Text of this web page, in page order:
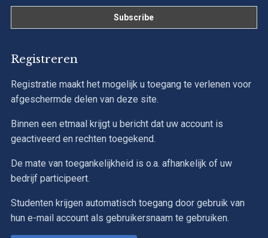
Registreren
Registratie maakt het mogelijk u toegang te verlenen voor
afgeschermde delen van deze site.
Binnen een etmaal krijgt u bericht dat uw account is
geactiveerd en rechten toegekend.
De mate van toegankelijkheid is o.a. afhankelijk of uw
bedrijf participeert.
Studenten krijgen automatisch toegang door gebruik van
hun e-mail account als gebruikersnaam te gebruiken.